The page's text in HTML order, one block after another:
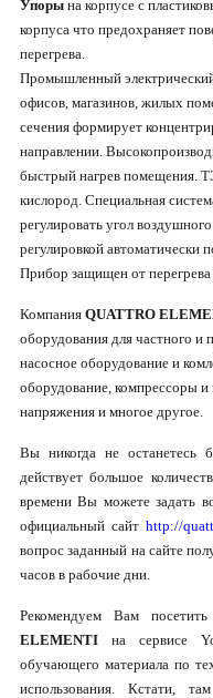
Упоры на корпусе с
корпуса что предохраняет
перегрева.
Промышленный
офисов, магазинов, жилых
сечения формирует
направлении.
быстрый нагрев помещения.
кислород. Специальная
регулировать угол
регулировкой автоматически
Прибор защищен от
Компания QUATTRO
оборудования для частного и
насосное оборудование и
оборудование, компрессоры
напряжения и многое другое.
Вы никогда не останетесь
действует большое
времени Вы можете задать
официальный сайтhttp://
вопрос заданный на сайте
часов в рабочие дни.
Рекомендуем Вам
ELEMENTI на сервисе
обучающего материала по
использования. Кстати,